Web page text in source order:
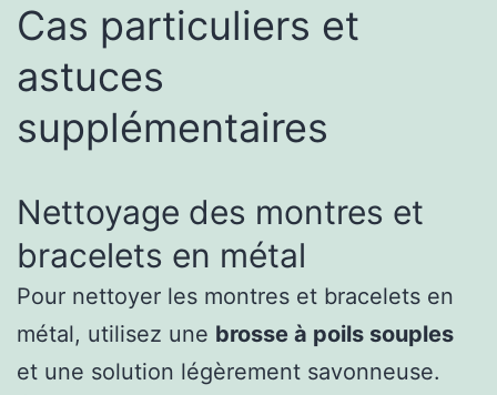
Cas particuliers et
astuces
supplémentaires
Nettoyage des montres et
bracelets en métal
Pour nettoyer les montres et bracelets en
métal, utilisez une brosse à poils souples
et une solution légèrement savonneuse.